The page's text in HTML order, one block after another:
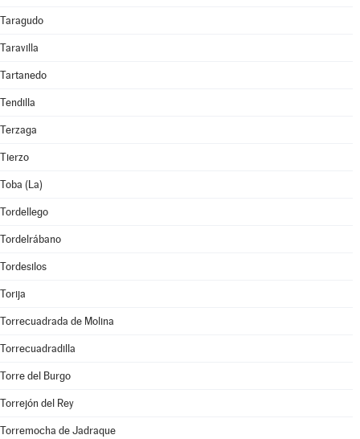
Taragudo
Taravilla
Tartanedo
Tendilla
Terzaga
Tierzo
Toba (La)
Tordellego
Tordelrábano
Tordesilos
Torija
Torrecuadrada de Molina
Torrecuadradilla
Torre del Burgo
Torrejón del Rey
Torremocha de Jadraque